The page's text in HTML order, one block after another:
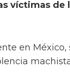
víctimas de
en